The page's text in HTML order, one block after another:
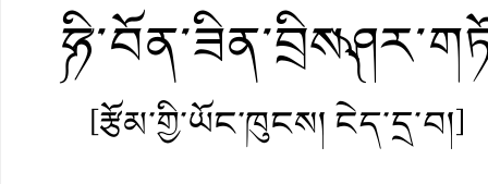
[རྩོམ་གྱི་ཡོང་ཁུངས། ངེད་དྲ་བ།]